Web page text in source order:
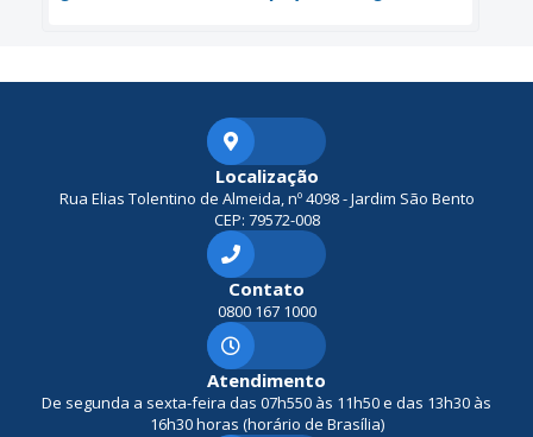
Localização
Rua Elias Tolentino de Almeida, nº 4098 - Jardim São Bento
CEP: 79572-008
Contato
0800 167 1000
Atendimento
De segunda a sexta-feira das 07h550 às 11h50 e das 13h30 às
16h30 horas (horário de Brasília)